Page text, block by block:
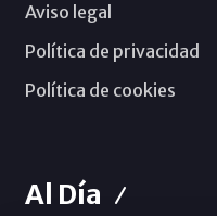
Aviso legal
Política de privacidad
Política de cookies
Al Día